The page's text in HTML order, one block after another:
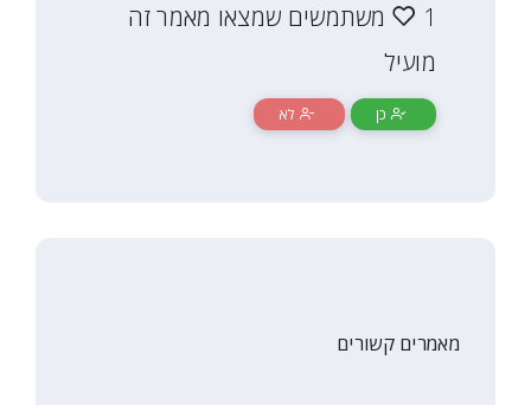
1 משתמשים שמצאו מאמר זה
מועיל
כן לא
מאמרים קשורים